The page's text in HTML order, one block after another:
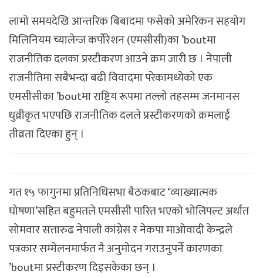
लामो समयदेखि आन्तरिक बिबादमा फसेको अमेरिकन सहयोग
मिलिनियम च्यालेन्ज कर्पोरेशन (एमसीसी)का ’boutमा
राजनीतिक दलका प्रस्टीकरण आउने क्रम जारी छ । नेपाली
राजनीतिमा सबैभन्दा बढी विवादमा परेकामध्येको एक
एमसीसीका ’boutमा राष्ट्रिय रूपमा तल्लो तहसम्म जनमानस
धुव्रीकृत भएपछि राजनीतिक दलले प्रस्टीकरणको क्रमलाई
तीव्रता दिएका हुन् ।
गत १५ फागुनमा प्रतिनिधिसभा बैठकबाट ‘व्याख्यात्मक
घोषणा’सहित बहुमतले एमसीसी पारित भएको भोलिपल्ट अर्थात
सोमवार सत्तारुढ नेपाली कांग्रेस र नेकपा माओवादी केन्द्रले
पत्रकार सम्मेलनमार्फत नै अनुमोदन गराउनुपर्ने कारणका
’boutमा प्रस्टीकरण दिइसकेका छन् ।